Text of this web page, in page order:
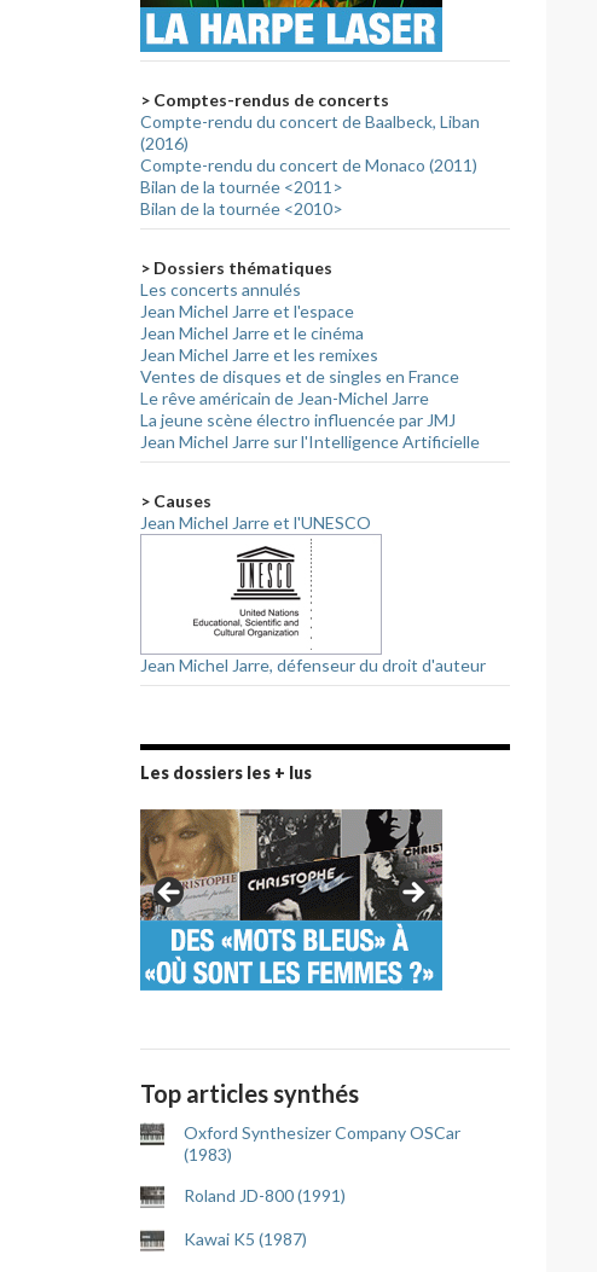
> Comptes-rendus de concerts
Compte-rendu du concert de Baalbeck, Liban
(2016)
Compte-rendu du concert de Monaco (2011)
Bilan de la tournée <2011>
Bilan de la tournée <2010>
> Dossiers thématiques
Les concerts annulés
Jean Michel Jarre et l'espace
Jean Michel Jarre et le cinéma
Jean Michel Jarre et les remixes
Ventes de disques et de singles en France
Le rêve américain de Jean-Michel Jarre
La jeune scène électro influencée par JMJ
Jean Michel Jarre sur l'Intelligence Artificielle
> Causes
Jean Michel Jarre et l'UNESCO
Jean Michel Jarre, défenseur du droit d'auteur
Les dossiers les + lus
Top articles synthés
Oxford Synthesizer Company OSCar
(1983)
Roland JD-800 (1991)
Kawai K5 (1987)